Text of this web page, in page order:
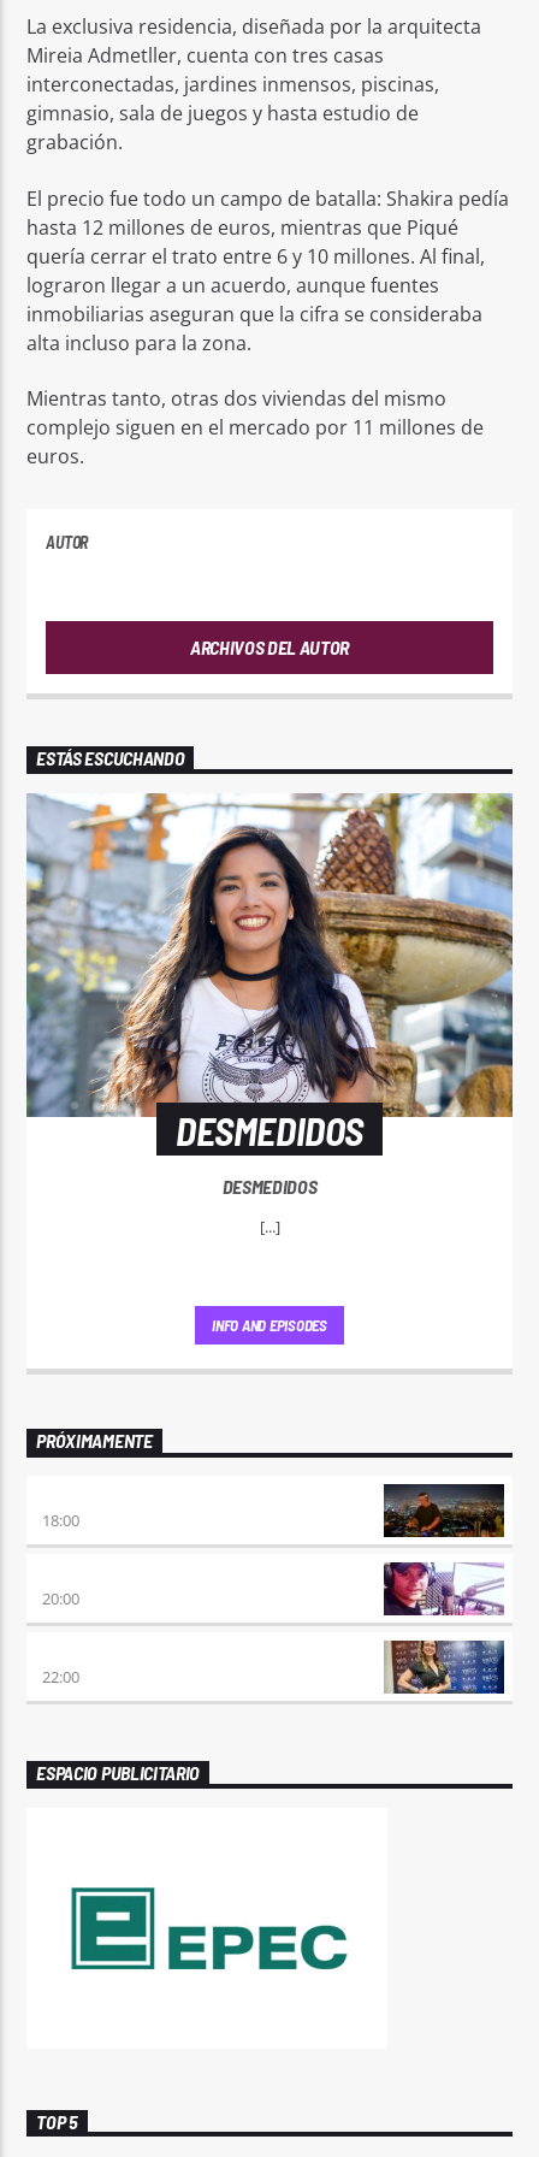
La exclusiva residencia, diseñada por la arquitecta
Mireia Admetller, cuenta con tres casas
interconectadas, jardines inmensos, piscinas,
gimnasio, sala de juegos y hasta estudio de
grabación.
El precio fue todo un campo de batalla: Shakira pedía
hasta 12 millones de euros, mientras que Piqué
quería cerrar el trato entre 6 y 10 millones. Al final,
lograron llegar a un acuerdo, aunque fuentes
inmobiliarias aseguran que la cifra se consideraba
alta incluso para la zona.
Mientras tanto, otras dos viviendas del mismo
complejo siguen en el mercado por 11 millones de
euros.
AUTOR
ARCHIVOS DEL AUTOR
ESTÁS ESCUCHANDO
DESMEDIDOS
DESMEDIDOS
[...]
INFO AND EPISODES
PRÓXIMAMENTE
18:00
20:00
22:00
ESPACIO PUBLICITARIO
TOP 5